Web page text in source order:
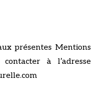
présentes Mentions
à l’adresse